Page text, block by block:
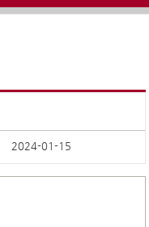
2024-01-15